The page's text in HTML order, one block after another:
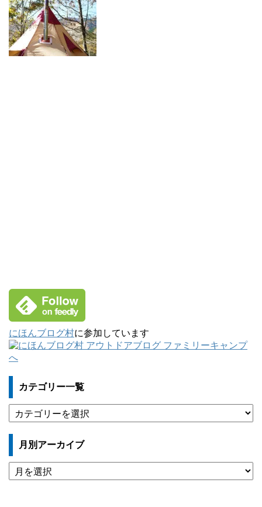
にほんブログ村に参加しています
カテゴリー一覧
テ
ゴ
ー
一
覧
月別アーカイブ
月
別